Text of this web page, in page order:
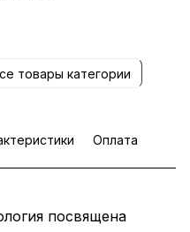
товары категории
Оплата
посвящена